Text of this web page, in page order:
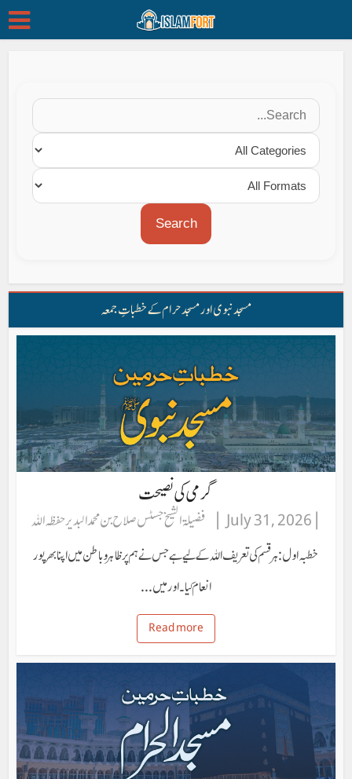
Search
مسجد نبوی اور مسجد حرام کے خطباتِ جمعہ
گرمی کی نصیحت
July 31, 2026 فضیلۃ الشیخ جسٹس صلاح بن محمد البدیر حفظہ اللہ
خطبہ اول: ہر قسم کی تعریف اللہ کے لیے ہے جس نے ہم پر ظاہر و باطن میں اپنا بھرپور
انعام کیا۔ اور میں...
Read more